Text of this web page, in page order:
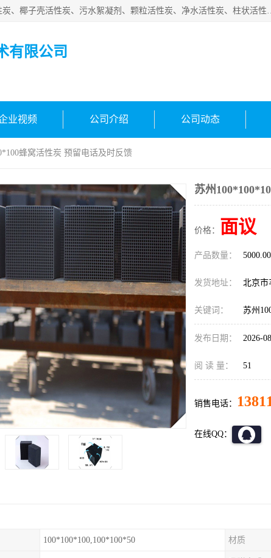
北京中航豫泓环保技术有限公司主要生产经营蜂窝状活性炭、椰子壳活
有限公司
业视频 公司介绍 公司动态
蜂窝活性炭 预留电话及时反馈
苏州
价格： 面议
产品数量：
发货地址： 北京市
关键词： 苏州
发布日期： 2026-
阅 读 量： 51
销售电话：
在线QQ：
100*100*100,100*100*50 材质